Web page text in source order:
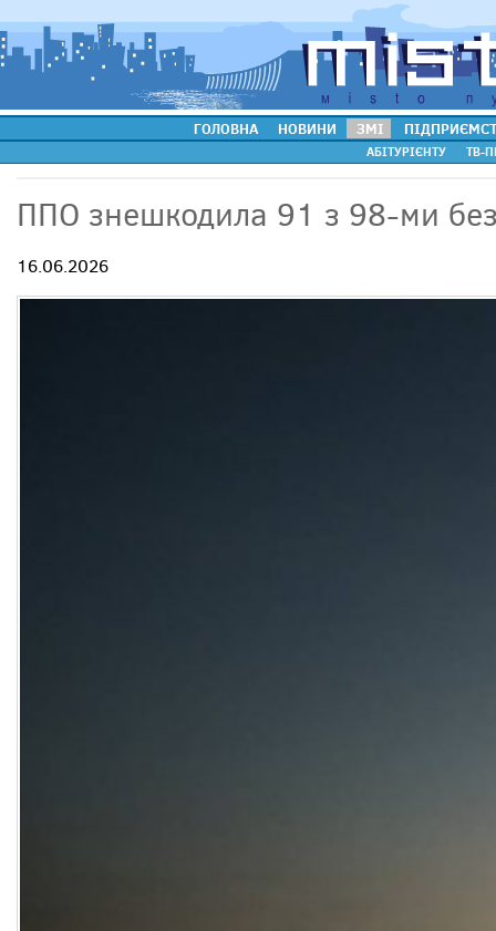
ГОЛОВНА НОВИНИ ЗМІ
АБІТУРІЄНТУ ТВ-
ППО знешкодила 91 з 98-ми
16.06.2026